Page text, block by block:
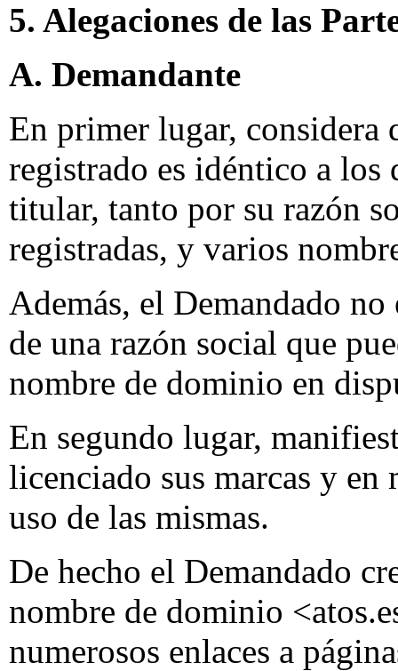
5. Alegaciones de las
A. Demandante
En primer lugar, considera
registrado es idéntico a los
titular, tanto por su razón
registradas, y varios
Además, el Demandado
de una razón social que
nombre de dominio en
En segundo lugar,
licenciado sus marcas y
uso de las mismas.
De hecho el Demandado
nombre de dominio
numerosos enlaces a